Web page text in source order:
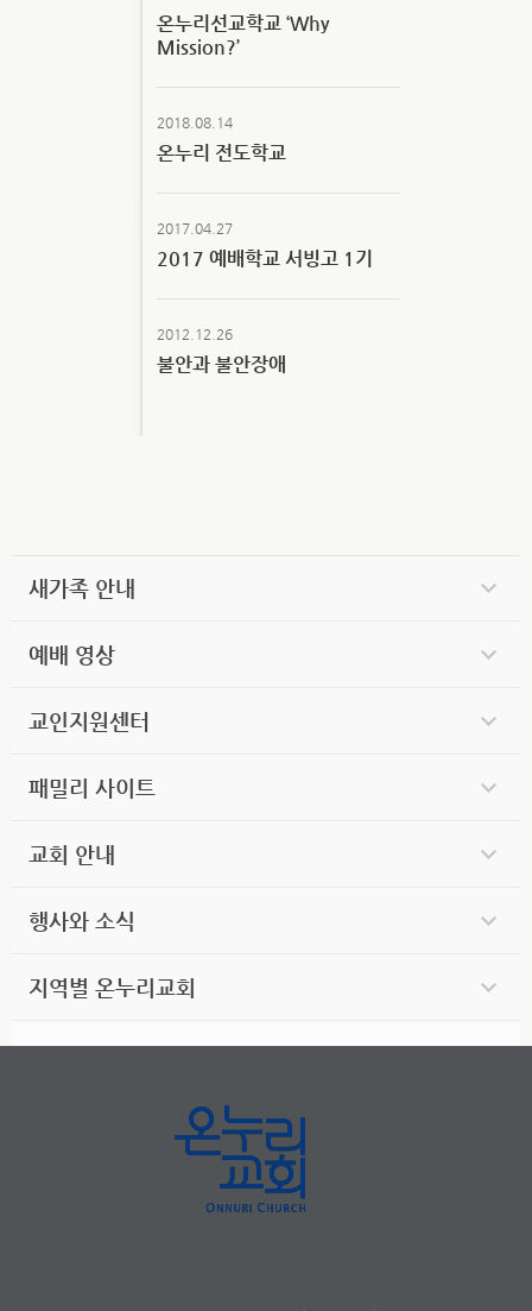
온누리선교학교 ‘Why
Mission?’
2018.08.14
온누리 전도학교
2017.04.27
2017 예배학교 서빙고 1기
2012.12.26
불안과 불안장애
새가족 안내
예배 영상
교인지원센터
패밀리 사이트
교회 안내
행사와 소식
지역별 온누리교회